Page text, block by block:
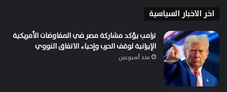
اخر الاخبار السياسية
ترامب يؤكد مشاركة مصر في المفاوضات الأمريكية
الإيرانية لوقف الحرب وإحياء الاتفاق النووي
منذ أسبوعين